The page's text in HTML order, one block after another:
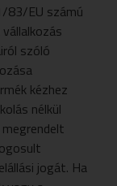
83/EU számú
szóló
kézhez
nélkül
jogát. Ha